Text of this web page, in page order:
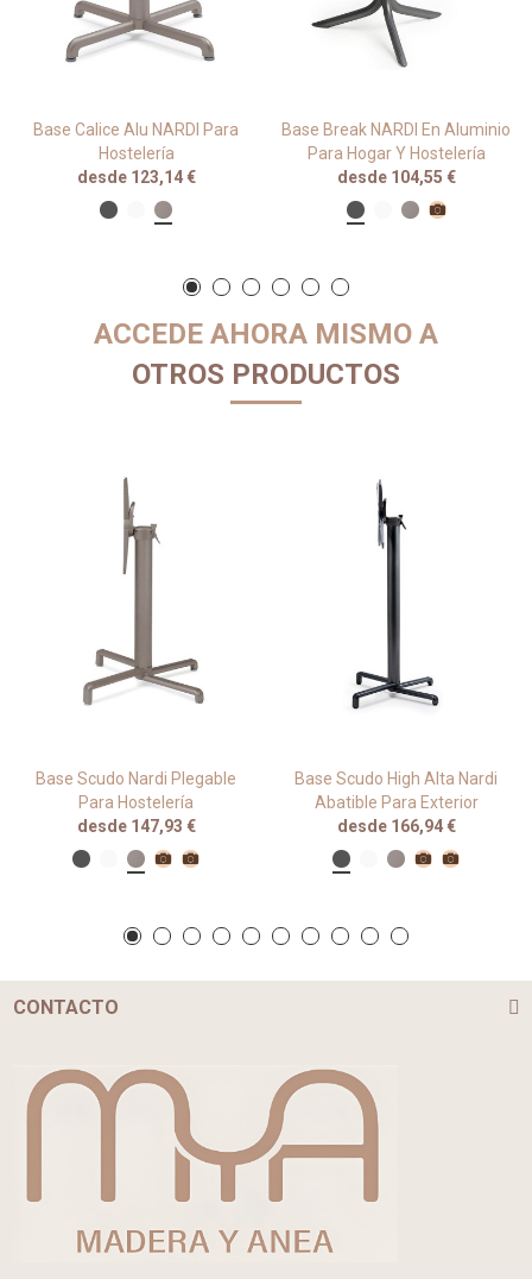
Base Calice Alu NARDI Para
Hostelería
desde 123,14 €
Base Break NARDI En Aluminio
Para Hogar Y Hostelería
desde 104,55 €
ACCEDE AHORA MISMO A
OTROS PRODUCTOS
Base Scudo Nardi Plegable
Para Hostelería
desde 147,93 €
Base Scudo High Alta Nardi
Abatible Para Exterior
desde 166,94 €
CONTACTO